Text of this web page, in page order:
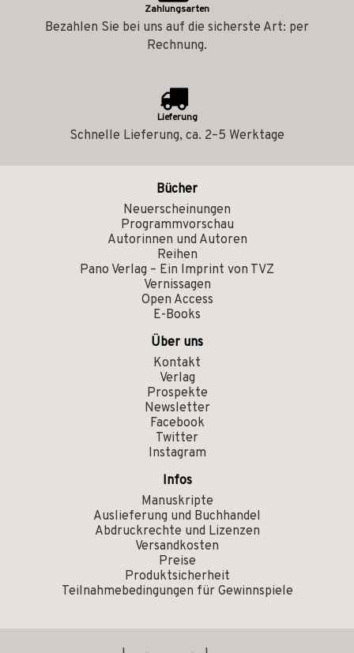
Zahlungsarten
Bezahlen Sie bei uns auf die sicherste Art: per
Rechnung.
Lieferung
Schnelle Lieferung, ca. 2–5 Werktage
Bücher
Neuerscheinungen
Programmvorschau
Autorinnen und Autoren
Reihen
Pano Verlag – Ein Imprint von TVZ
Vernissagen
Open Access
E-Books
Über uns
Kontakt
Verlag
Prospekte
Newsletter
Facebook
Twitter
Instagram
Infos
Manuskripte
Auslieferung und Buchhandel
Abdruckrechte und Lizenzen
Versandkosten
Preise
Produktsicherheit
Teilnahmebedingungen für Gewinnspiele